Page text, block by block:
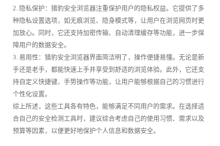
2. 隐私保护：猎豹安全浏览器注重保护用户的隐私权益。它提供了多
种隐私设置选项，如无痕浏览、隐身模式等，让用户在浏览网页时更
加放心。同时，它还支持加密传输、自动清理缓存等功能，进一步保
障用户的数据安全。
3. 易用性：猎豹安全浏览器界面简洁明了，操作便捷易懂。无论是新
手还是老手，都能快速上手并享受到舒适的浏览体验。此外，它还支
持自定义快捷键、手势操作等功能，让用户能够根据自己的习惯进行
个性化设置。
综上所述，这些工具各有特色，能够满足不同用户的需求。在选择适
合自己的安全检测工具时，建议综合考虑自己的使用习惯、需求以及
预算等因素，以便更好地保护个人信息和数据安全。